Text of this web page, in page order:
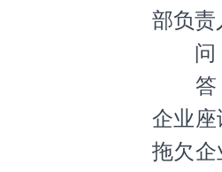
部负责
问：
答：
企业
拖欠企